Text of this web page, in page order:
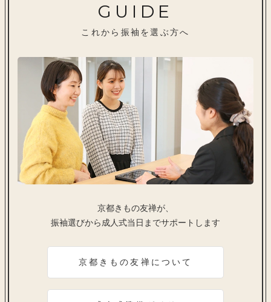
GUIDE
これから振袖を選ぶ方へ
京都きもの友禅が、
振袖選びから成人式当日までサポートします
京都きもの友禅について